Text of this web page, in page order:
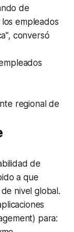
de
empleados
conversó
regional de
de
a que
nivel global.
para: